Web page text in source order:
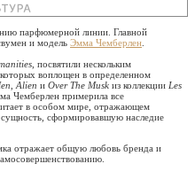
парфюмерной линии. Главной
и модель Эмма Чемберлен
, посвятили нескольким
воплощен в определенном
Alien и Over The Musk из коллекции Les
Чемберлен примерила все
в особом мире, отражающем
сформировавшую наследие
отражает общую любовь бренда и